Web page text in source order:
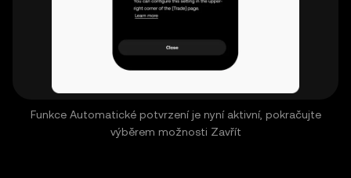
Funkce Automatické potvrzení je nyní aktivní, pokračujte
výběrem možnosti Zavřít